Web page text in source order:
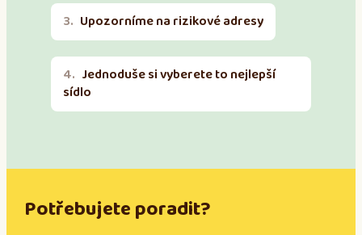
Upozorníme na rizikové adresy
Jednoduše si vyberete to nejlepší
sídlo
Potřebujete poradit?